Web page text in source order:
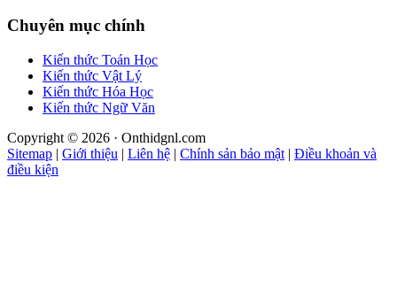
Chuyên mục chính
Kiến thức Toán Học
Kiến thức Vật Lý
Kiến thức Hóa Học
Kiến thức Ngữ Văn
Copyright © 2026 · Onthidgnl.com
Sitemap | Giới thiệu | Liên hệ | Chính sản bảo mật | Điều khoản và
điều kiện